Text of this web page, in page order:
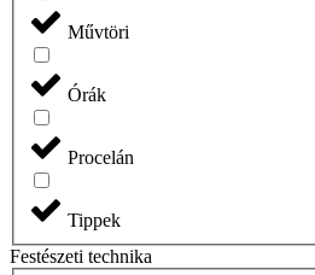
Művtöri
Órák
Procelán
Tippek
Festészeti technika